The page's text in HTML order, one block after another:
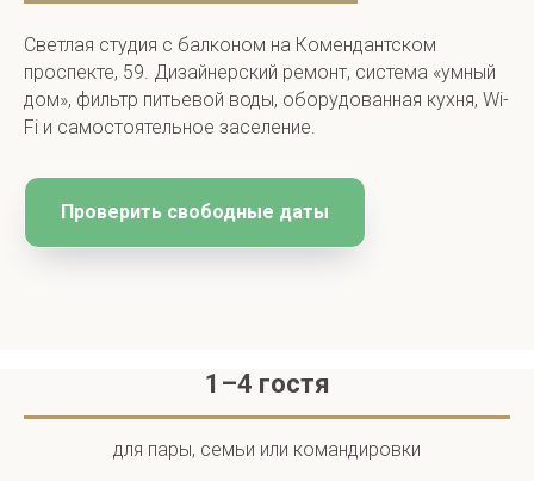
Светлая студия с балконом на Комендантском
проспекте, 59. Дизайнерский ремонт, система «умный
дом», фильтр питьевой воды, оборудованная кухня, Wi-
Fi и самостоятельное заселение.
Проверить свободные даты
1–4 гостя
для пары, семьи или командировки